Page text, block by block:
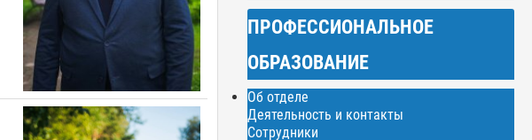
ПРОФЕССИОНАЛЬНОЕ
ОБРАЗОВАНИЕ
Об отделе
Деятельность и контакты
Сотрудники